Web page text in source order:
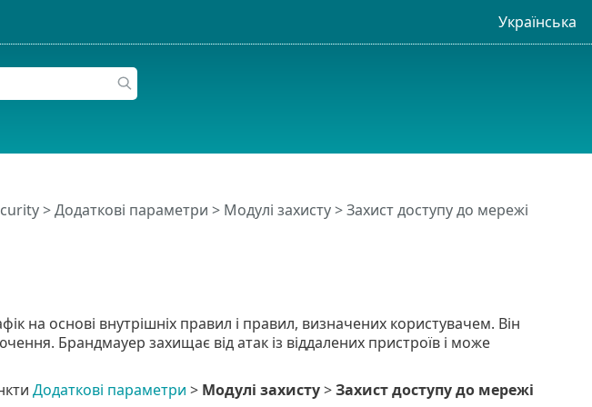
Українська
>Додаткові параметри > Модулі захисту>Захист доступу до мережі
на основі внутрішніх правил і правил, визначених користувачем. Він
Брандмауер захищає від атак із віддалених пристроїв і може
Додаткові параметри > Модулі захисту>Захист доступу до мережі